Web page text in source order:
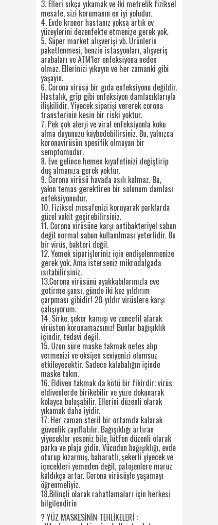
3. Elleri sıkça yıkamak ve İki metrelik fiziksel
mesafe, sizi korumanın en iyi yoludur.
4. Evde kroner hastanız yoksa artık ev
yüzeylerini dezenfekte etmenize gerek yok.
5. Süper market alışverişi vb. Ürünlerin
paketlenmesi, benzin istasyonları, alışveriş
arabaları ve ATM’ler enfeksiyona neden
olmaz. Ellerinizi yıkayın ve her zamanki gibi
yaşayın.
6. Corona virüsü bir gıda enfeksiyonu değildir.
Hastalık, grip gibi enfeksiyon damlacıklarıyla
ilişkilidir. Yiyecek siparişi vererek corona
transferinin kesin bir riski yoktur.
7. Pek çok alerji ve viral enfeksiyonla koku
alma duyunuzu kaybedebilirsiniz. Bu, yalnızca
koronavirüsün spesifik olmayan bir
semptomudur.
8. Eve gelince hemen kıyafetinizi değiştirip
duş almanıza gerek yoktur.
9. Corona virüsü havada asılı kalmaz. Bu,
yakın temas gerektiren bir solunum damlası
enfeksiyonudur.
10. Fiziksel mesafenizi koruyarak parklarda
güzel vakit geçirebilirsiniz.
11. Corona virüsüne karşı antibakteriyel sabun
değil normal sabun kullanılması yeterlidir. Bu
bir virüs, bakteri değil.
12. Yemek siparişleriniz için endişelenmenize
gerek yok. Ama isterseniz mikrodalgada
ısıtabilirsiniz.
13.Corona virüsünü ayakkabılarınızla eve
getirme şansı, günde iki kez yıldırım
çarpması gibidir! 20 yıldır virüslere karşı
çalışıyorum.
14. Sirke, şeker kamışı ve zencefil alarak
virüsten korunamazsınız! Bunlar bağışıklık
içindir, tedavi değil.
15. Uzun süre maske takmak nefes alıp
vermenizi ve oksijen seviyenizi olumsuz
etkileyecektir. Sadece kalabalığın içinde
maske takın.
16. Eldiven takmak da kötü bir fikirdir; virüs
eldivenlerde birikebilir ve yüze dokunarak
kolayca bulaşabilir. Ellerini düzenli olarak
yıkamak daha iyidir.
17. Her zaman steril bir ortamda kalarak
güvenlik zayıflatılır. Bağışıklığı artıran
yiyecekler yeseniz bile, lütfen düzenli olarak
parka ve plaja gidin. Vücudun bağışıklığı, evde
oturup kızarmış, baharatlı, şekerli yiyecek ve
içecekleri yemeden değil, patojenlere maruz
kaldıkça artar. Corona virüsüyle yaşamayı
öğrenmeliyiz.
18.Bilinçli olarak rahatlamaları için herkesi
bilgilendirin
? YÜZ MASKESİNİN TEHLİKELERİ :